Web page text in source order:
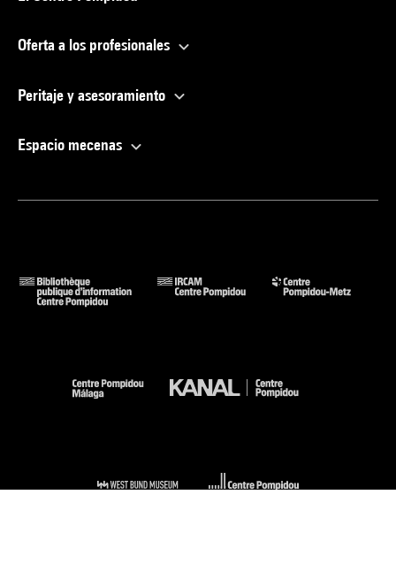
Oferta a los profesionales
Peritaje y asesoramiento
Espacio mecenas